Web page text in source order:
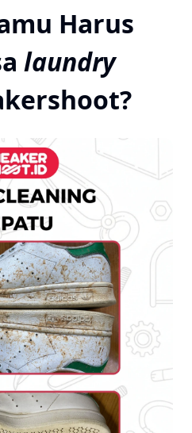
Harus
laundry